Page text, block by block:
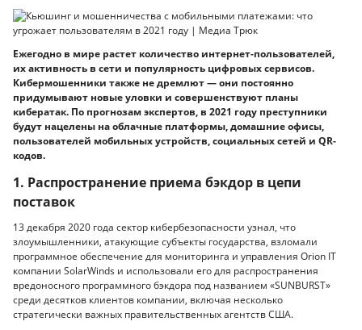
Ежегодно в мире растет количество интернет-пользователей,
их активность в сети и популярность цифровых сервисов.
Кибермошенники также не дремлют — они постоянно
придумывают новые уловки и совершенствуют планы
кибератак. По прогнозам экспертов, в 2021 году преступники
будут нацелены на облачные платформы, домашние офисы,
пользователей мобильных устройств, социальных сетей и QR-
кодов.
1. Распространение приема бэкдор в цепи
поставок
13 декабря 2020 года сектор кибербезопасности узнал, что
злоумышленники, атакующие субъекты государства, взломали
программное обеспечение для мониторинга и управления Orion IT
компании SolarWinds и использовали его для распространения
вредоносного программного бэкдора под названием «SUNBURST»
среди десятков клиентов компании, включая несколько
стратегически важных правительственных агентств США.